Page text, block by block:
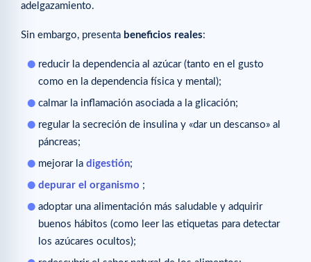
adelgazamiento.
Sin embargo, presenta beneficios reales:
reducir la dependencia al azúcar (tanto en el gusto
como en la dependencia física y mental);
calmar la inflamación asociada a la glicación;
regular la secreción de insulina y «dar un descanso» al
páncreas;
mejorar la digestión;
depurar el organismo ;
adoptar una alimentación más saludable y adquirir
buenos hábitos (como leer las etiquetas para detectar
los azúcares ocultos);